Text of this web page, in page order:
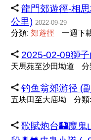
龍門郊遊徑-相
公里) 2022-09-29
分類:郊遊徑 一週下
2025-02-09獅
天馬苑至沙田坳道
钓鱼翁郊游径 (
五块田至大庙坳 分
歌賦炮台🏰魔